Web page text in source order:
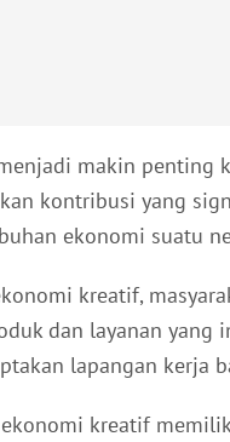
makin penting
kontribusi yang
ekonomi suatu
kreatif,
dan layanan yang
lapangan kerja
ekonomi kreatif